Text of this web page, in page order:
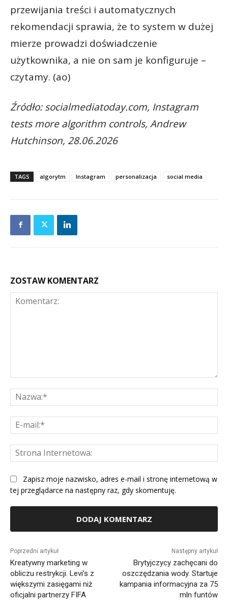
przewijania treści i automatycznych
rekomendacji sprawia, że to system w dużej
mierze prowadzi doświadczenie
użytkownika, a nie on sam je konfiguruje –
czytamy. (ao)
Źródło: socialmediatoday.com, Instagram
tests more algorithm controls, Andrew
Hutchinson, 28.06.2026
TAGS algorytm Instagram personalizacja social media
ZOSTAW KOMENTARZ
Zapisz moje nazwisko, adres e-mail i stronę internetową w
tej przeglądarce na następny raz, gdy skomentuję.
Poprzedni artykuł
Kreatywny marketing w
obliczu restrykcji. Levi’s z
większymi zasięgami niż
oficjalni partnerzy FIFA
Następny artykuł
Brytyjczycy zachęcani do
oszczędzania wody. Startuje
kampania informacyjna za 75
mln funtów